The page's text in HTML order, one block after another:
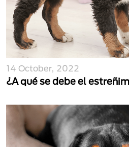
14 October, 2022
¿A qué se debe el